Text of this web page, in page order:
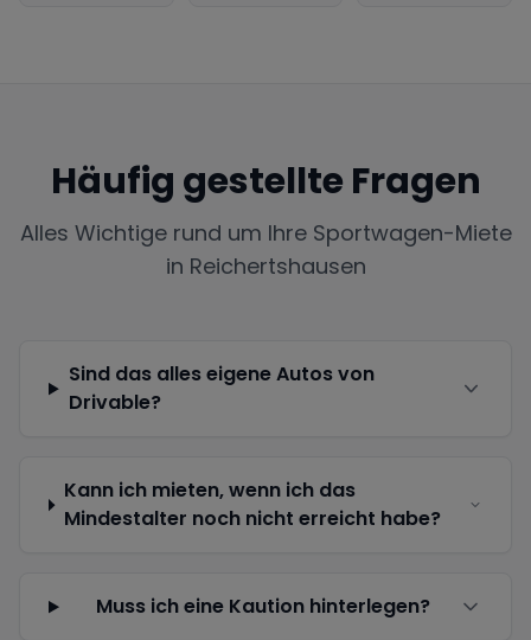
Häufig gestellte Fragen
Alles Wichtige rund um Ihre Sportwagen-Miete
in Reichertshausen
Sind das alles eigene Autos von
Drivable?
Kann ich mieten, wenn ich das
Mindestalter noch nicht erreicht habe?
Muss ich eine Kaution hinterlegen?